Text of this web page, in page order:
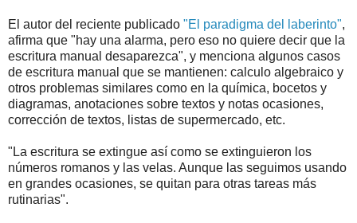
El autor del reciente publicado "El paradigma del laberinto",
afirma que "hay una alarma, pero eso no quiere decir que la
escritura manual desaparezca", y menciona algunos casos
de escritura manual que se mantienen: calculo algebraico y
otros problemas similares como en la química, bocetos y
diagramas, anotaciones sobre textos y notas ocasiones,
corrección de textos, listas de supermercado, etc.
"La escritura se extingue así como se extinguieron los
números romanos y las velas. Aunque las seguimos usando
en grandes ocasiones, se quitan para otras tareas más
rutinarias".